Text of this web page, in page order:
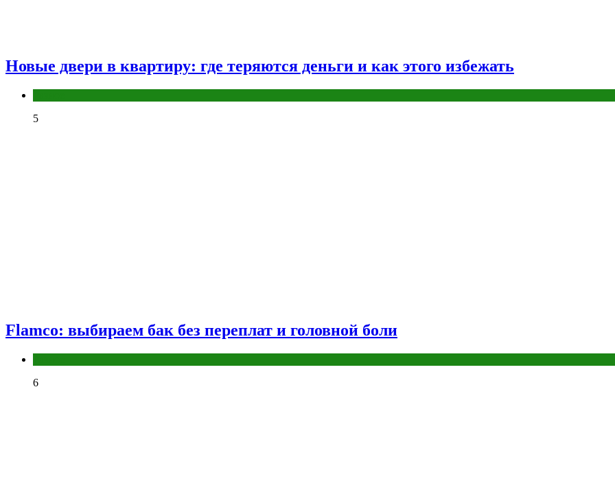
Новые двери в квартиру: где теряются деньги и как этого избежать
5
Flamco: выбираем бак без переплат и головной боли
6